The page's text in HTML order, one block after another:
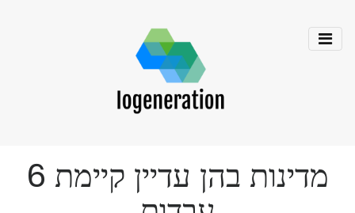
6 מדינות בהן עדיין קיימת